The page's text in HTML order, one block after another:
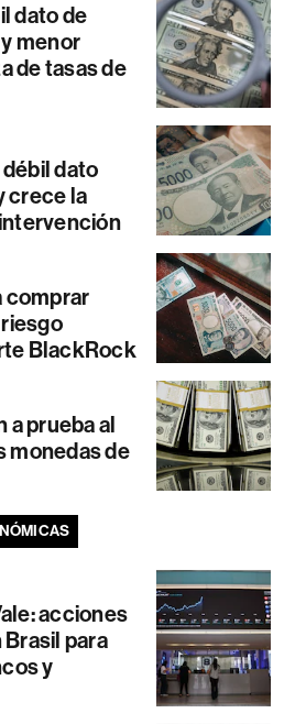
dato de
menor
de tasas de
débil dato
crece la
comprar
BlackRock
a prueba al
monedas de
acciones
para
y